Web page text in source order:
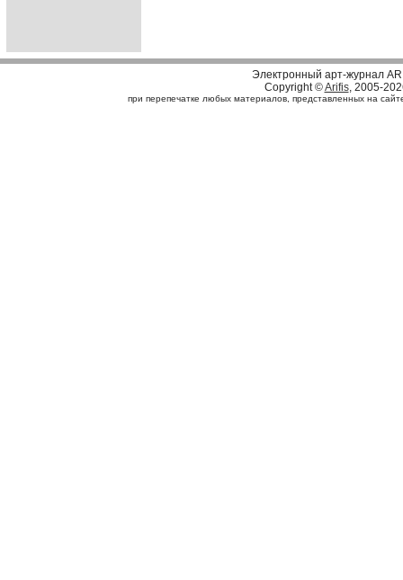
Электронный арт-журнал
Copyright ©Arifis, 2005-
при перепечатке любых материалов, представленных на